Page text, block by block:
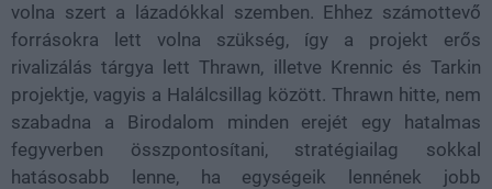
volna szert a lázadókkal szemben. Ehhez számottevő
forrásokra lett volna szükség, így a projekt erős
rivalizálás tárgya lett Thrawn, illetve Krennic és Tarkin
projektje, vagyis a Halálcsillag között. Thrawn hitte, nem
szabadna a Birodalom minden erejét egy hatalmas
fegyverben összpontosítani, stratégiailag sokkal
hatásosabb lenne, ha egységeik lennének jobb